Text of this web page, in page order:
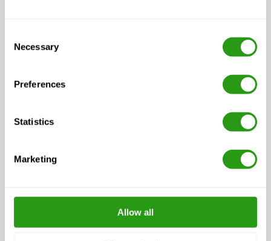
Selection
Necessary
Preferences
Statistics
Marketing
Allow all
Immer zertifiziert,
Kundensupport,
Tag und Nacht